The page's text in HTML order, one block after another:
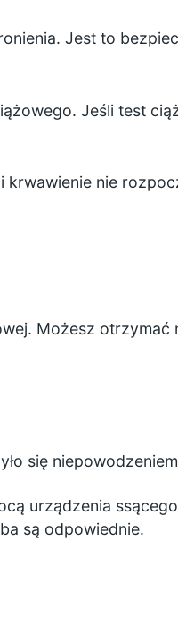
Jest to
Jeśli test
nie
Możesz otrzymać
się niepowodzeniem
urządzenia
są odpowiednie.